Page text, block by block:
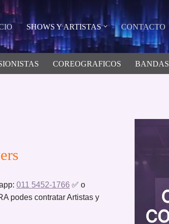
SHOWS Y ARTISTAS CONTACTO
COREOGRAFICOS BANDAS
011 5452-1766 ✅ o
podes contratar Artistas y